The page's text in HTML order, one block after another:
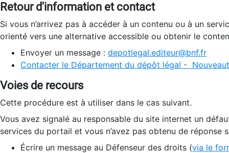
Retour d'information et contact
Si vous n’arrivez pas à accéder à un contenu ou à un
orienté vers une alternative accessible ou obtenir le
Envoyer un message : depotlegal.editeur@bnf.fr
Contacter le Département du dépôt légal -
Voies de recours
Cette procédure est à utiliser dans le cas suivant.
Vous avez signalé au responsable du site internet un
services du portail et vous n’avez pas obtenu de réponse
Écrire un message au Défenseur des droits (via le